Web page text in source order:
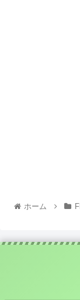
ホーム